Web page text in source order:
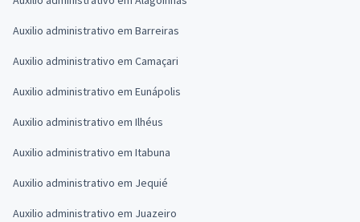
Auxilio administrativo em Barreiras
Auxilio administrativo em Camaçari
Auxilio administrativo em Eunápolis
Auxilio administrativo em Ilhéus
Auxilio administrativo em Itabuna
Auxilio administrativo em Jequié
Auxilio administrativo em Juazeiro